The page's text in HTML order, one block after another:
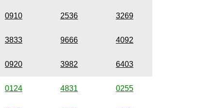
0910 2536 3269
3833 9666 4092
0920 3982 6403
0124 4831 0255